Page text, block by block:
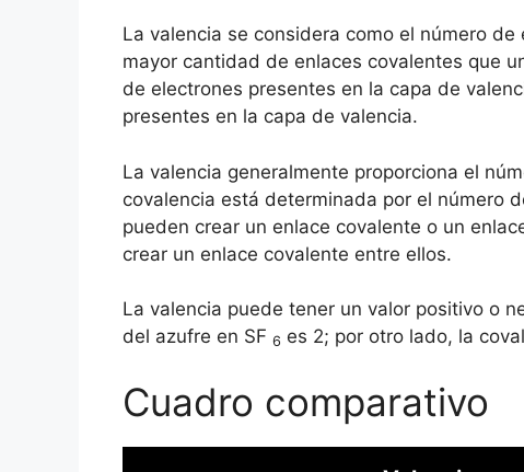
La valencia se considera como el número
mayor cantidad de enlaces covalentes que
de electrones presentes en la capa de
presentes en la capa de valencia.
La valencia generalmente proporciona el
covalencia está determinada por el número
pueden crear un enlace covalente o un
crear un enlace covalente entre ellos.
La valencia puede tener un valor positivo o
del azufre en SF 6 es 2; por otro lado, la
Cuadro comparativo